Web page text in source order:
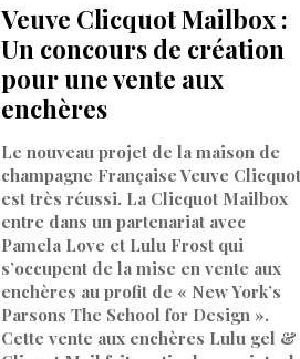
Veuve Clicquot Mailbox :
Un concours de création
pour une vente aux
enchères
Le nouveau projet de la maison de
champagne Française Veuve Clicquot
est très réussi. La Clicquot Mailbox
entre dans un partenariat avec
Pamela Love et Lulu Frost qui
s’occupent de la mise en vente aux
enchères au profit de « New York’s
Parsons The School for Design ».
Cette vente aux enchères Lulu gel &